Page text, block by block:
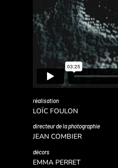
réalisation
LOÏC FOULON
directeur de la photographie
JEAN COMBIER
décors
EMMA PERRET